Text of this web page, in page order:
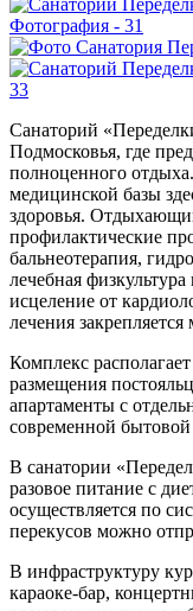
Санаторий
Подмосковья, где
полноценного
медицинской базы
здоровья.
профилактические
бальнеотерапия,
лечебная
исцеление от
лечения
Комплекс
размещения
апартаменты с
современной бытовой
В санатории
разовое питание с
осуществляется по
перекусов можно
В инфраструктуру
караоке-бар,